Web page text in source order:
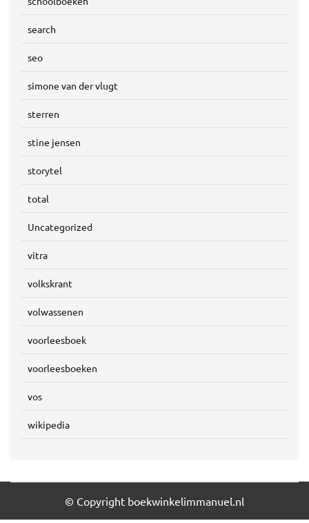
search
seo
simone van der vlugt
sterren
stine jensen
storytel
total
Uncategorized
vitra
volkskrant
volwassenen
voorleesboek
voorleesboeken
vos
wikipedia
© Copyright boekwinkelimmanuel.nl